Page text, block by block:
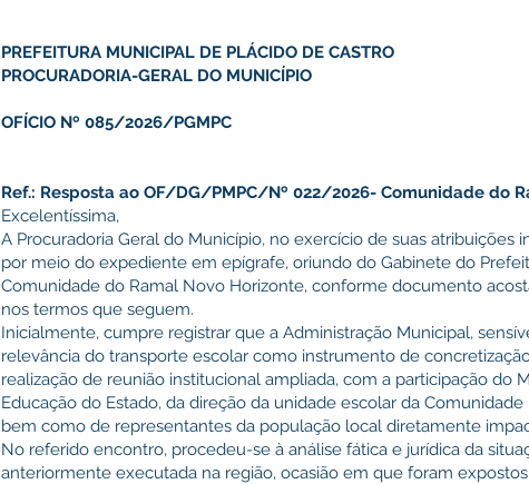
PREFEITURA MUNICIPAL DE PLÁCIDO DE CASTRO
PROCURADORIA-GERAL DO MUNICÍPIO
OFÍCIO Nº 085/2026/PGMPC
Ref.: Resposta ao OF/DG/PMPC/Nº 022/2026- Comunidade do
Excelentíssima,
A Procuradoria Geral do Município, no exercício de suas
por meio do expediente em epígrafe, oriundo do Gabinete do
Comunidade do Ramal Novo Horizonte, conforme documento
nos termos que seguem.
Inicialmente, cumpre registrar que a Administração Municipal,
relevância do transporte escolar como instrumento de
realização de reunião institucional ampliada, com a participação do
Educação do Estado, da direção da unidade escolar da
bem como de representantes da população local diretamente
No referido encontro, procedeu-se à análise fática e jurídica da
anteriormente executada na região, ocasião em que foram